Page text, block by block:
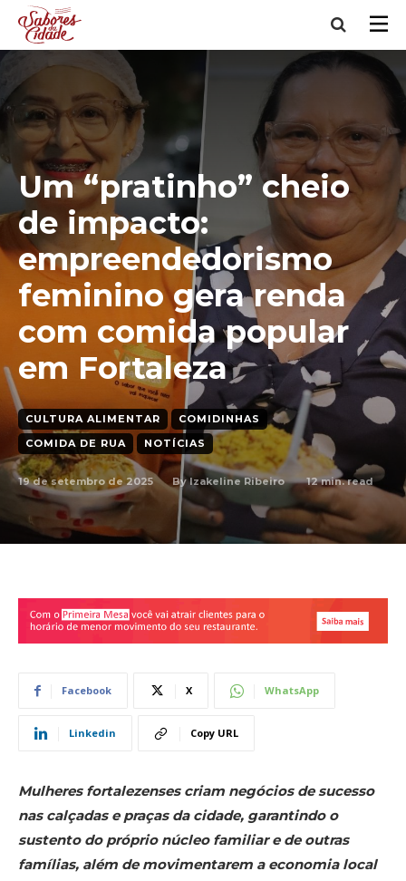
Um “pratinho” cheio
de impacto:
empreendedorismo
feminino gera renda
com comida popular
em Fortaleza
CULTURA ALIMENTAR
COMIDINHAS
COMIDA DE RUA
NOTÍCIAS
19 de setembro de 2025 By Izakeline Ribeiro 12min. read
Facebook X WhatsApp
Linkedin Copy URL
Mulheres fortalezenses criam negócios de sucesso
nas calçadas e praças da cidade, garantindo o
sustento do próprio núcleo familiar e de outras
famílias, além de movimentarem a economia local